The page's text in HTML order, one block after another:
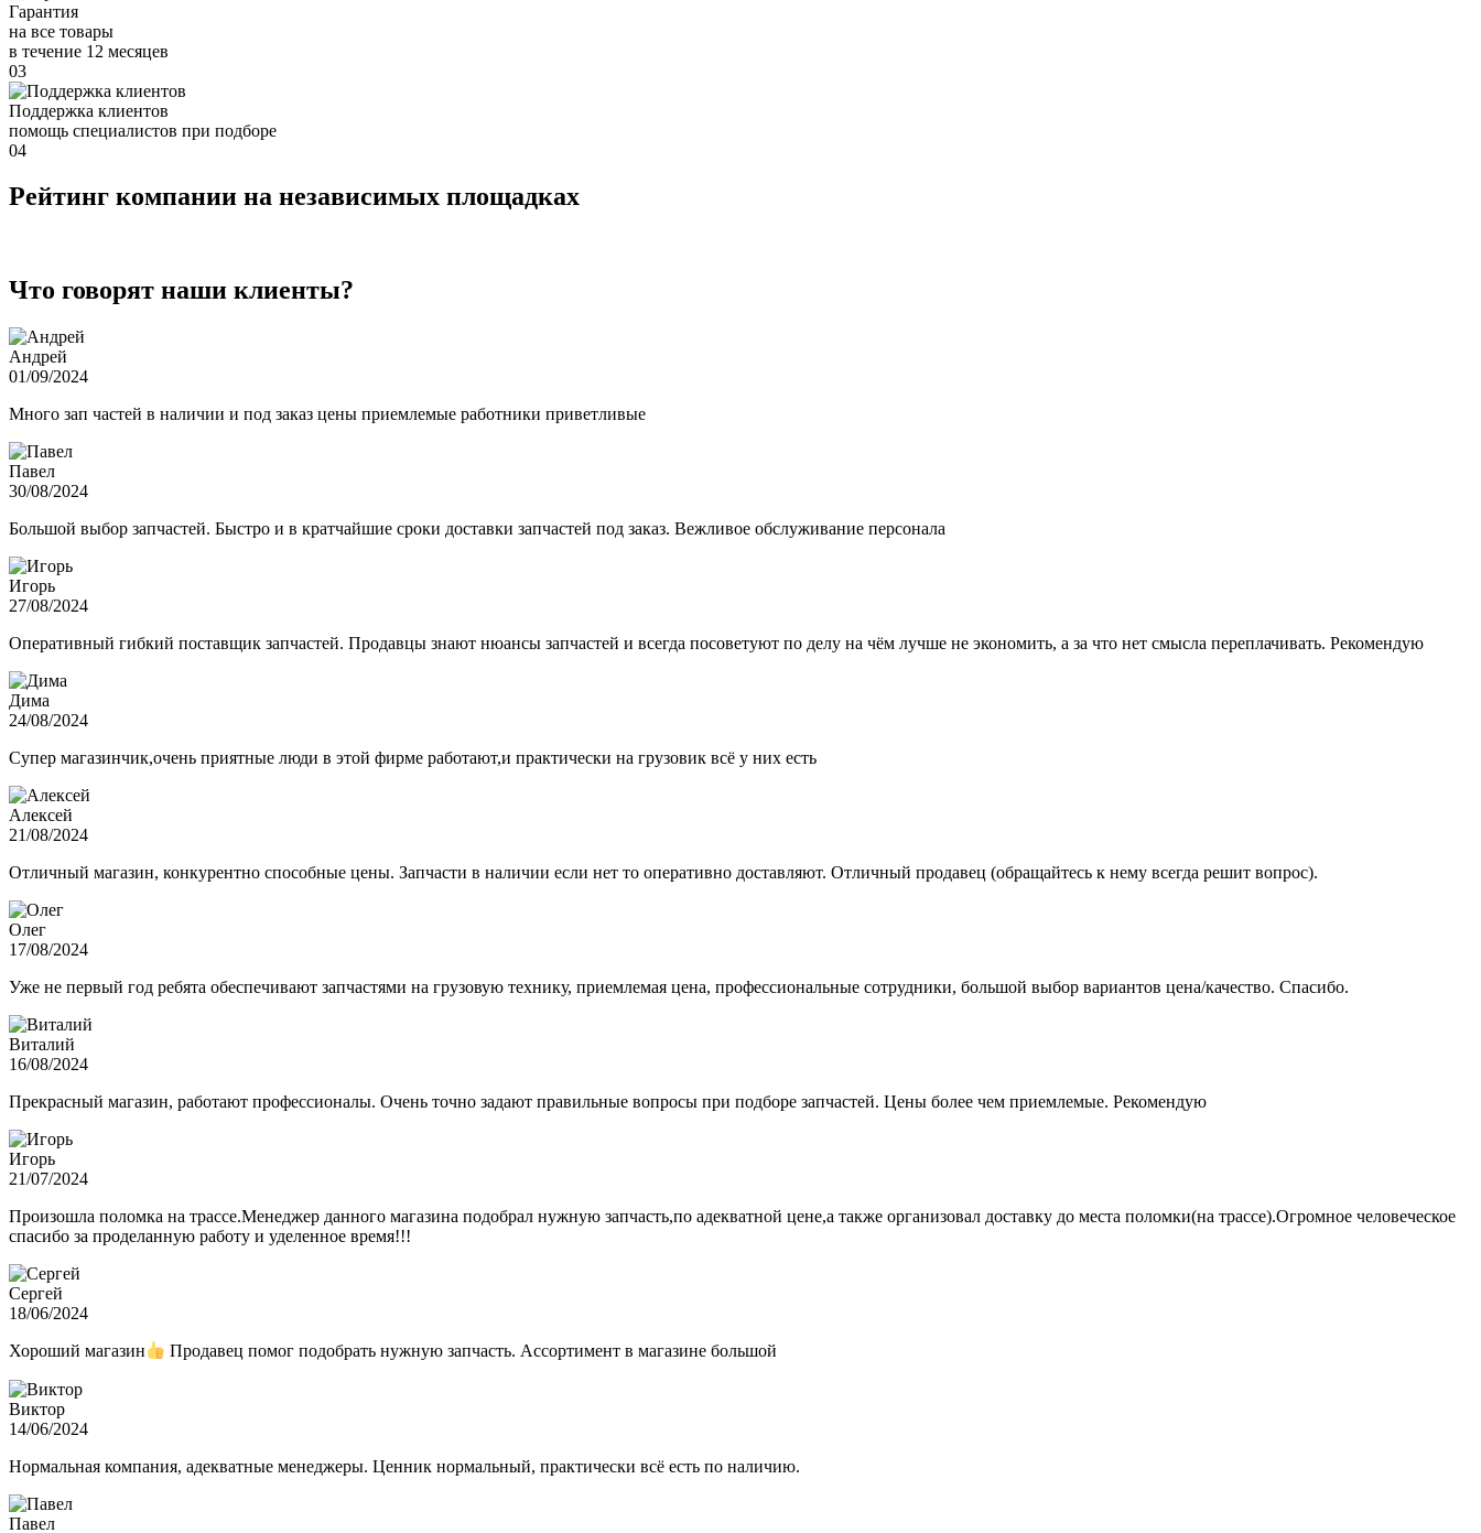
Гарантия
на все товары
в течение 12 месяцев
03
Поддержка клиентов
помощь специалистов при подборе
04
Рейтинг компании на независимых площадках
Что говорят наши клиенты?
Андрей
01/09/2024
Много зап частей в наличии и под заказ цены приемлемые работники приветливые
Павел
30/08/2024
Большой выбор запчастей. Быстро и в кратчайшие сроки доставки запчастей под заказ. Вежливое обслуживание персонала
Игорь
27/08/2024
Оперативный гибкий поставщик запчастей. Продавцы знают нюансы запчастей и всегда посоветуют по делу на чём лучше не экономить, а за что нет смысла переплачивать. Рекомендую
Дима
24/08/2024
Супер магазинчик,очень приятные люди в этой фирме работают,и практически на грузовик всё у них есть
Алексей
21/08/2024
Отличный магазин, конкурентно способные цены. Запчасти в наличии если нет то оперативно доставляют. Отличный продавец (обращайтесь к нему всегда решит вопрос).
Олег
17/08/2024
Уже не первый год ребята обеспечивают запчастями на грузовую технику, приемлемая цена, профессиональные сотрудники, большой выбор вариантов цена/качество. Спасибо.
Виталий
16/08/2024
Прекрасный магазин, работают профессионалы. Очень точно задают правильные вопросы при подборе запчастей. Цены более чем приемлемые. Рекомендую
Игорь
21/07/2024
Произошла поломка на трассе.Менеджер данного магазина подобрал нужную запчасть,по адекватной цене,а также организовал доставку до места поломки(на трассе).Огромное человеческое
спасибо за проделанную работу и уделенное время!!!
Сергей
18/06/2024
Хороший магазин Продавец помог подобрать нужную запчасть. Ассортимент в магазине большой
Виктор
14/06/2024
Нормальная компания, адекватные менеджеры. Ценник нормальный, практически всё есть по наличию.
Павел